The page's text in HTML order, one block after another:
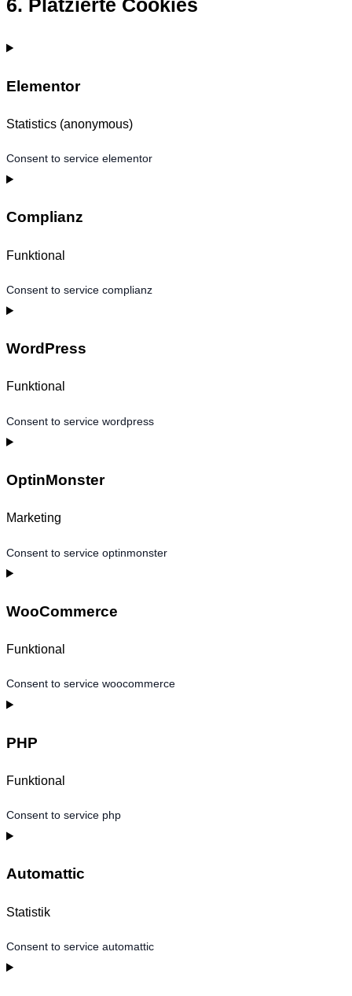
6. Platzierte Cookies
Elementor
Statistics (anonymous)
Consent to service elementor
Complianz
Funktional
Consent to service complianz
WordPress
Funktional
Consent to service wordpress
OptinMonster
Marketing
Consent to service optinmonster
WooCommerce
Funktional
Consent to service woocommerce
PHP
Funktional
Consent to service php
Automattic
Statistik
Consent to service automattic